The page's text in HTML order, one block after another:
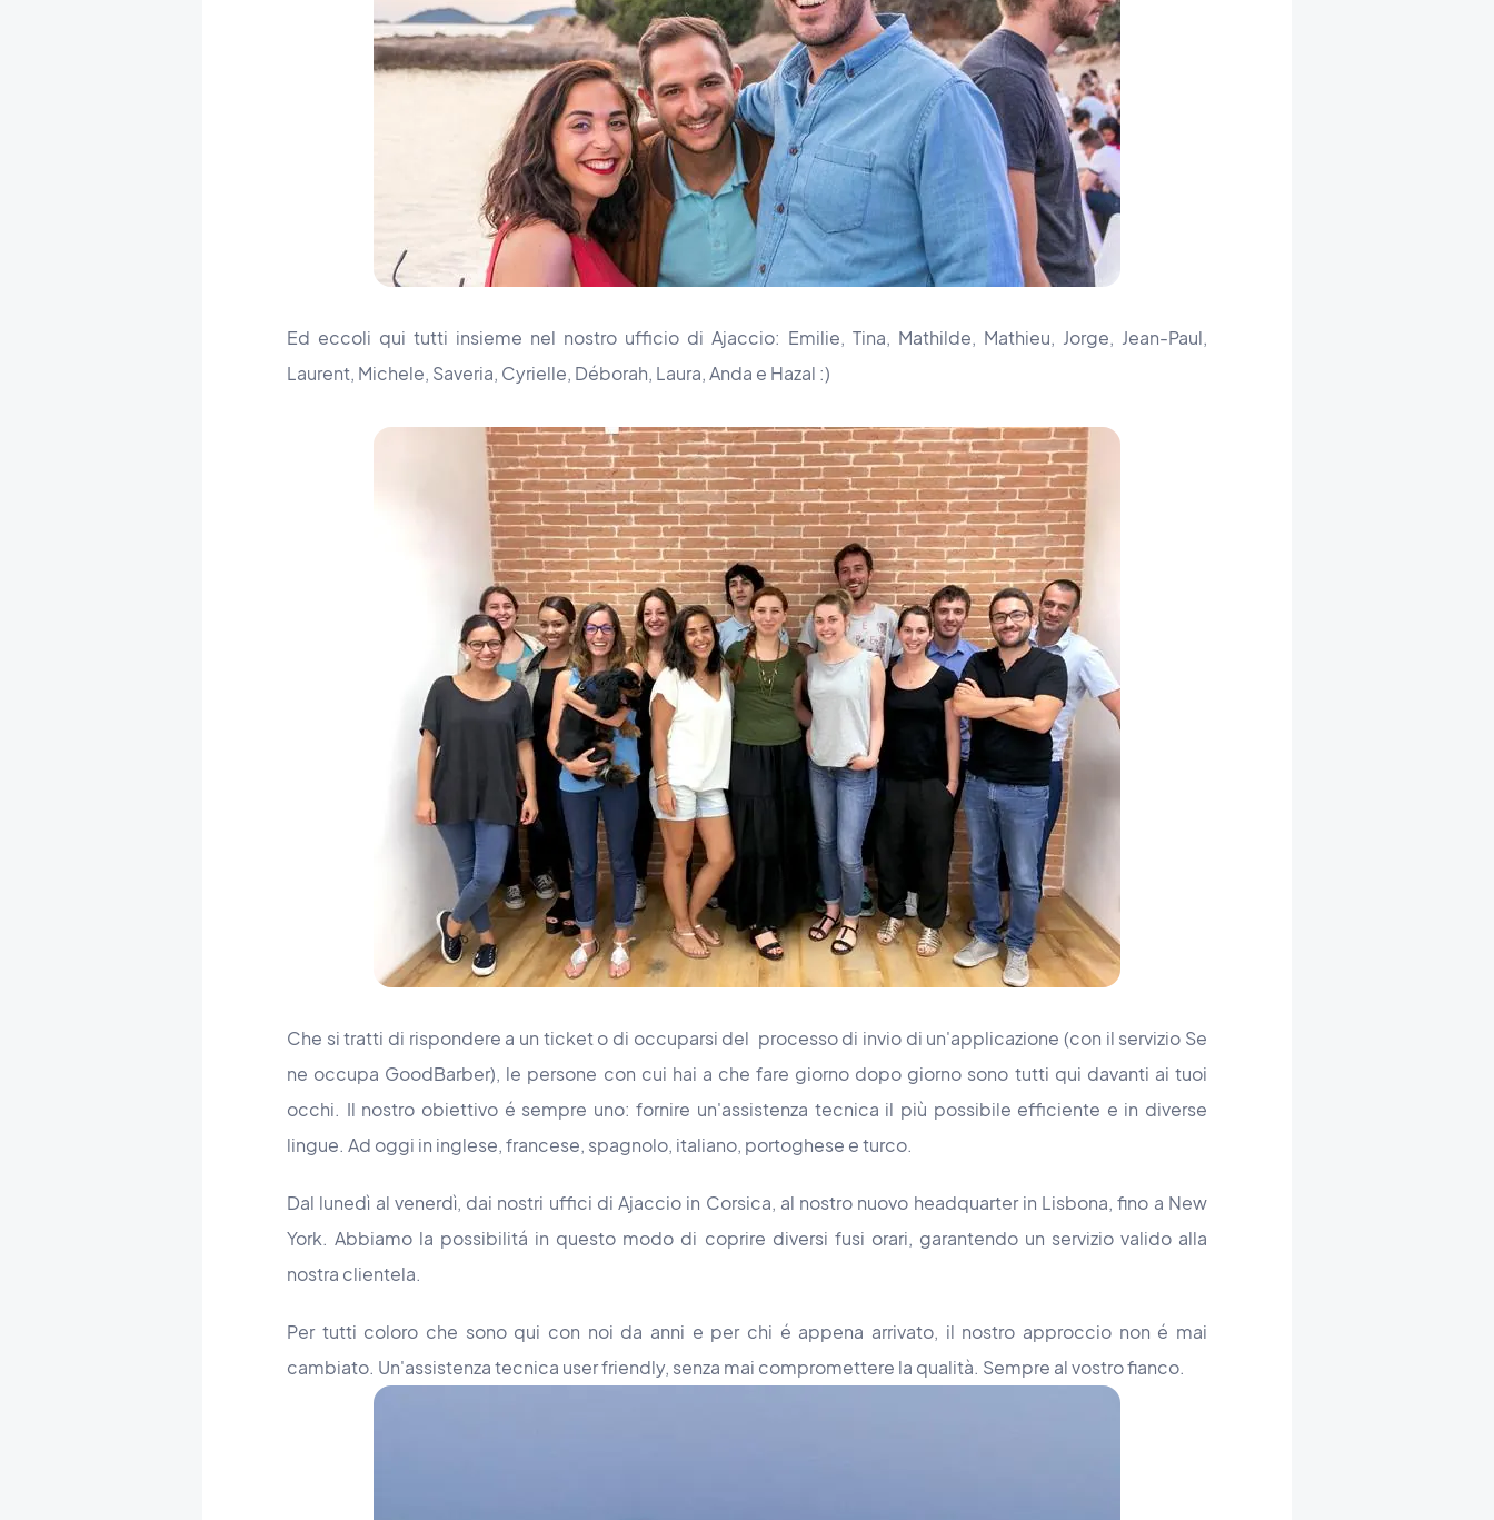
Ed eccoli qui tutti insieme nel nostro ufficio di Ajaccio: Emilie, Tina, Mathilde, Mathieu, Jorge, Jean-Paul,
Laurent, Michele, Saveria, Cyrielle, Déborah, Laura, Anda e Hazal :)
Che si tratti di rispondere a un ticket o di occuparsi del processo di invio di un'applicazione (con il servizio Se
ne occupa GoodBarber), le persone con cui hai a che fare giorno dopo giorno sono tutti qui davanti ai tuoi
occhi. Il nostro obiettivo é sempre uno: fornire un'assistenza tecnica il più possibile efficiente e in diverse
lingue. Ad oggi in inglese, francese, spagnolo, italiano, portoghese e turco.
Dal lunedì al venerdì, dai nostri uffici di Ajaccio in Corsica, al nostro nuovo headquarter in Lisbona, fino a New
York. Abbiamo la possibilitá in questo modo di coprire diversi fusi orari, garantendo un servizio valido alla
nostra clientela.
Per tutti coloro che sono qui con noi da anni e per chi é appena arrivato, il nostro approccio non é mai
cambiato. Un'assistenza tecnica user friendly, senza mai compromettere la qualità. Sempre al vostro fianco.